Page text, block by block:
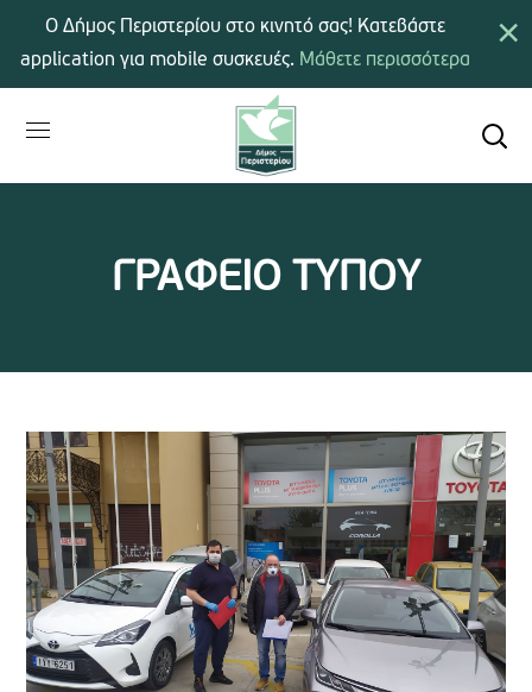
ΓΡΑΦΕΙΟ ΤΥΠΟΥ
×
Ο Δήμος Περιστερίου στο κινητό σας! Κατεβάστε
application για mobile συσκευές. Μάθετε περισσότερα